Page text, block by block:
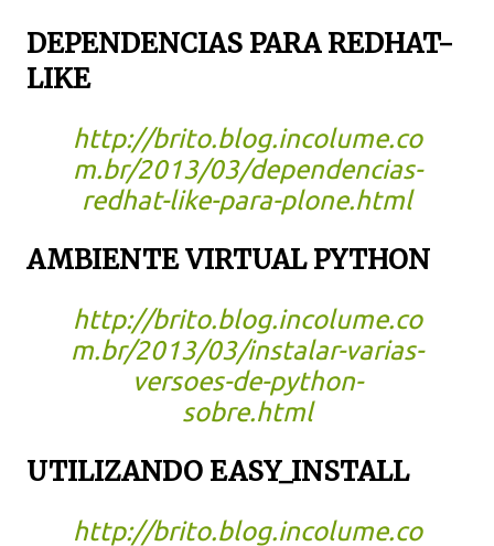
DEPENDENCIAS PARA REDHAT-
LIKE
http://brito.blog.incolume.co
m.br/2013/03/dependencias-
redhat-like-para-plone.html
AMBIENTE VIRTUAL PYTHON
http://brito.blog.incolume.co
m.br/2013/03/instalar-varias-
versoes-de-python-
sobre.html
UTILIZANDO EASY_INSTALL
http://brito.blog.incolume.co